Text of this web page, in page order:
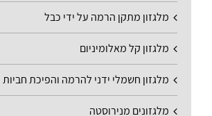
מלגזון מתקן הרמה על ידי כבל
מלגזון קל מאלומיניום
מלגזון חשמלי ידני להרמה והפיכת חביות
מלגזונים מנירוסטה